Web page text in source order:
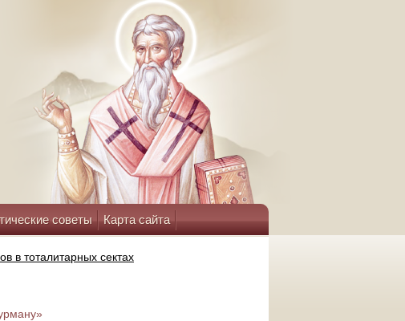
советы Карта сайта
в тоталитарных сектах